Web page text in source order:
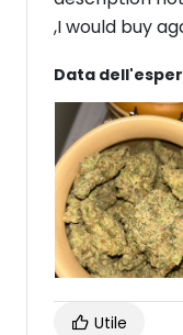
,I would buy
Data
Utile